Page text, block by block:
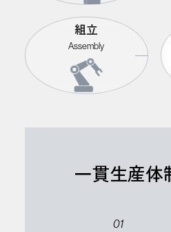
組立
Assembly
一貫生産体
01